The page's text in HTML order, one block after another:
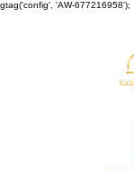
gtag('config', 'AW-677216958');